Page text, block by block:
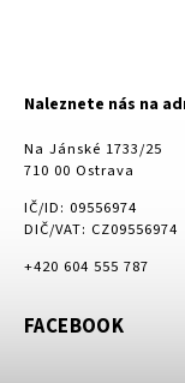
Naleznete nás na
Na Jánské 1733/25
710 00 Ostrava
IČ/ID: 09556974
DIČ/VAT: CZ09556974
+420 604 555 787
FACEBOOK